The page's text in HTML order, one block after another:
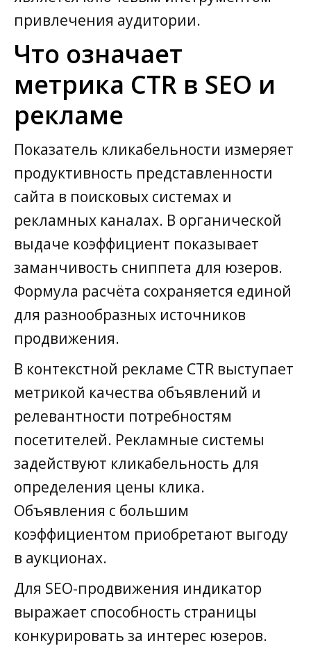
привлечения аудитории.
Что означает
метрика CTR в SEO и
рекламе
Показатель кликабельности измеряет
продуктивность представленности
сайта в поисковых системах и
рекламных каналах. В органической
выдаче коэффициент показывает
заманчивость сниппета для юзеров.
Формула расчёта сохраняется единой
для разнообразных источников
продвижения.
В контекстной рекламе CTR выступает
метрикой качества объявлений и
релевантности потребностям
посетителей. Рекламные системы
задействуют кликабельность для
определения цены клика.
Объявления с большим
коэффициентом приобретают выгоду
в аукционах.
Для SEO-продвижения индикатор
выражает способность страницы
конкурировать за интерес юзеров.